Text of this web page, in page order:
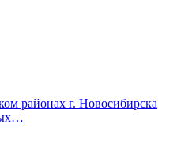
районах г. Новосибирска